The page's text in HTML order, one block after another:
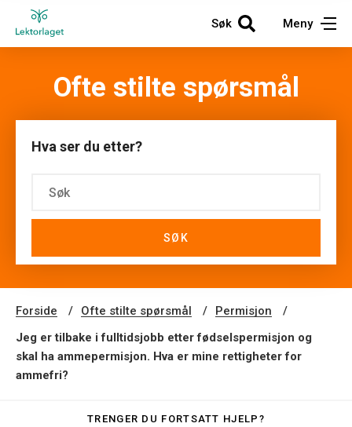
Søk Meny
Ofte stilte spørsmål
Hva ser du etter?
SØK
Forside Ofte stilte spørsmål
Permisjon
Jeg er tilbake i fulltidsjobb etter fødselspermisjon og
skal ha ammepermisjon. Hva er mine rettigheter for
ammefri?
TRENGER DU FORTSATT HJELP?